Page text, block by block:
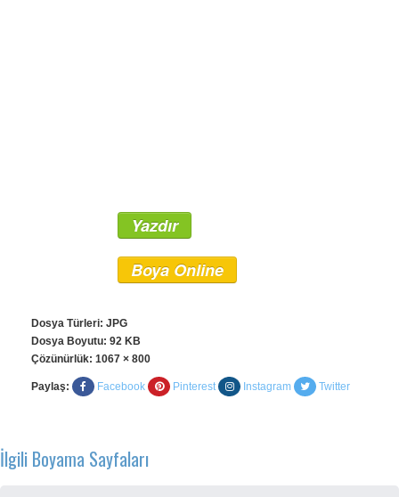
Yazdır
Boya Online
Dosya Türleri: JPG
Dosya Boyutu: 92 KB
Çözünürlük: 1067 × 800
Paylaş: Facebook Pinterest Instagram Twitter
İlgili Boyama Sayfaları